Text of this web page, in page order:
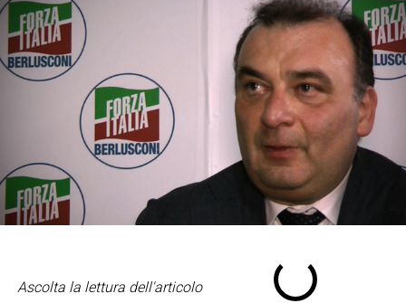
Ascolta la lettura dell'articolo